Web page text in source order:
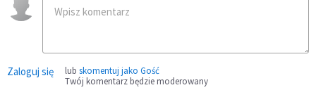
Zaloguj się lub skomentuj jako Gość
Twój komentarz będzie moderowany